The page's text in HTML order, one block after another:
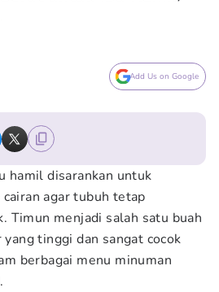
Add Us on Google
hamil disarankan untuk
agar tubuh tetap
Timun menjadi salah satu buah
tinggi dan sangat cocok
berbagai menu minuman